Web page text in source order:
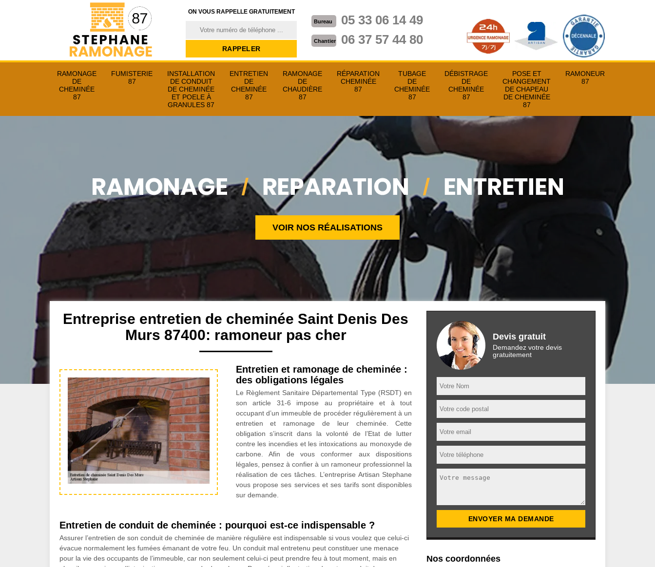
ON VOUS RAPPELLE GRATUITEMENT
Bureau 05 33 06 14 49
Chantier 06 37 57 44 80
RAMONAGE
DE
CHEMINÉE
87
FUMISTERIE
87
INSTALLATION
DE CONDUIT
DE CHEMINÉE
ET POELE À
GRANULES 87
ENTRETIEN
DE
CHEMINÉE
87
RAMONAGE
DE
CHAUDIÈRE
87
RÉPARATION
CHEMINÉE
87
TUBAGE
DE
CHEMINÉE
87
DÉBISTRAGE
DE
CHEMINÉE
87
POSE ET
CHANGEMENT
DE CHAPEAU
DE CHEMINÉE
87
RAMONEUR
87
VOIR NOS RÉALISATIONS
Entreprise entretien de cheminée Saint Denis Des
Murs 87400: ramoneur pas cher
Entretien et ramonage de cheminée :
des obligations légales
Le Règlement Sanitaire Départemental Type (RSDT) en
son article 31-6 impose au propriétaire et à tout
occupant d’un immeuble de procéder régulièrement à un
entretien et ramonage de leur cheminée. Cette
obligation s’inscrit dans la volonté de l’Etat de lutter
contre les incendies et les intoxications au monoxyde de
carbone. Afin de vous conformer aux dispositions
légales, pensez à confier à un ramoneur professionnel la
réalisation de ces tâches. L’entreprise Artisan Stephane
vous propose ses services et ses tarifs sont disponibles
sur demande.
Entretien de conduit de cheminée : pourquoi est-ce indispensable ?
Assurer l’entretien de son conduit de cheminée de manière régulière est indispensable si vous voulez que celui-ci
évacue normalement les fumées émanant de votre feu. Un conduit mal entretenu peut constituer une menace
pour la vie des occupants de l’immeuble, car non seulement celui-ci peut prendre feu à tout moment, mais en
Devis gratuit
Demandez votre devis
gratuitement
Nos coordonnées